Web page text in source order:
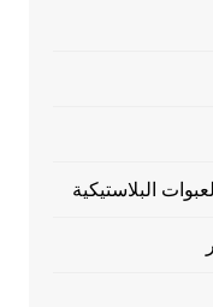
البلاستيكية